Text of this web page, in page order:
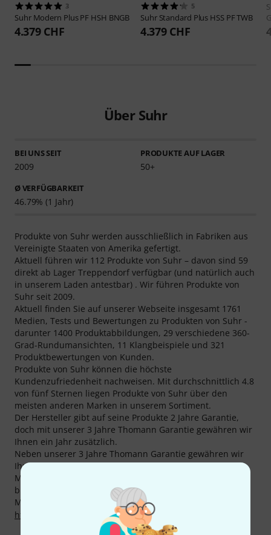
3
Suhr Modern Plus PF HSH BNGB
4.379 CHF
5
Suhr Standard Plus HSS PF TWB
4.379 CHF
Über Suhr
BEI UNS SEIT
2009
PRODUKTE AUF LAGER
50+
Ø VERFÜGBARKEIT
46.79% (1 Jahr)
Produkte von Suhr werden ausschließlich in Fabriken aus
Vereinigte Staaten von Amerika gefertigt.
Aktuell führen wir 112 Produkte von Suhr – davon sind 59
direkt ab Lager Treppendorf verfügbar (und natürlich auch
in unserem Laden antestbar) . Wir führen Produkte von
Suhr seit 2009.
Aktuell finden Sie auf unserer Webseite insgesamt 1761
Medien, Tests und Bewertungen zu Produkten von Suhr -
darunter 1400 Produktabbildungen, 29 verschiedene 360-
Grad-Rundumansichten, 11 Klangbeispiele und 321
Produktbewertungen von Kunden.
Produkte von Suhr können die höchste
Kundenzufriedenheit nachweisen. Mit durchschnittlich 4.8
von fünf Sternen liegen Produkte von Suhr über den
meisten anderen Marken in unserem Sortiment.
Der Hersteller gibt auf seine Produkte 2 Jahre Garantie,
doch mit unserer 3 Jahre Thomann Garantie gewähren wir
Ihnen ein Jahr zusätzlich.
Neben unserer 3 Jahre Thomann Garantie gewähren wir
Ihnen auch auf Produkte von Suhr unsere 30-tägige
Money-Back-Garantie. Unsere kompetenten Fachleute
bieten Ihnen zudem weiteren Service vor Ort.
Mehr Informationen zum Hersteller finden Sie auf
http://www.suhrguitars.com